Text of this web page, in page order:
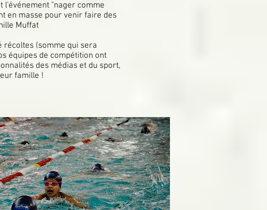
l'événement "nager comme
en masse pour venir faire des
Muffat
récoltes (somme qui sera
équipes de compétition ont
des médias et du sport,
famille !